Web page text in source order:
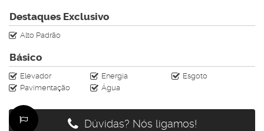
Destaques Exclusivo
Alto Padrão
Básico
Elevador Energia
Esgoto
Pavimentação
Água
Dúvidas? Nós ligamos!